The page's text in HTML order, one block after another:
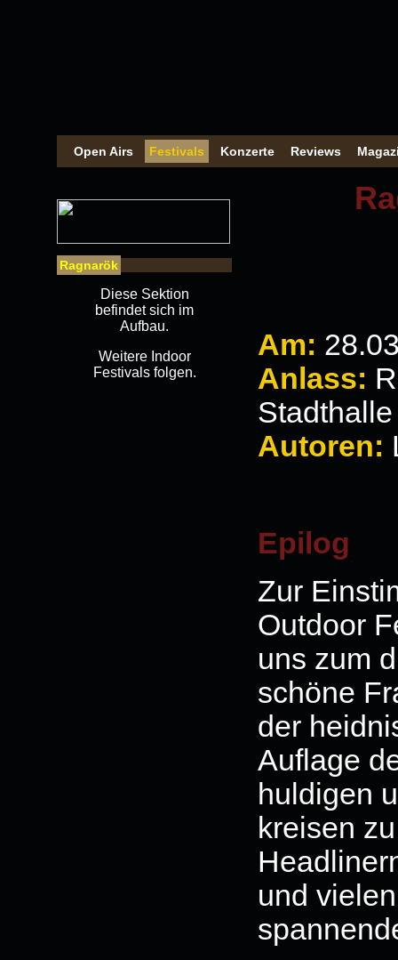
Open Airs Festivals Konzerte Reviews
Ragnarök
Diese Sektion
befindet sich im
Aufbau.
Weitere Indoor
Festivals folgen.
Am:
Anlass:
Autoren:
Epilog
Zur
Outdoor
uns zum
schöne
der
Auflage
huldigen
kreisen
und